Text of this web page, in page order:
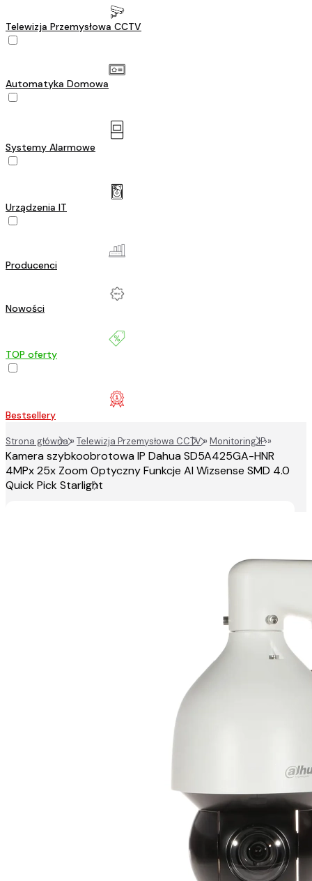
Telewizja Przemysłowa CCTV
Automatyka Domowa
Systemy Alarmowe
Urządzenia IT
Producenci
Nowości
TOP oferty
Bestsellery
Strona główna»Telewizja Przemysłowa CCTV»Monitoring IP»
Kamera szybkoobrotowa IP Dahua SD5A425GA-HNR
4MPx 25x Zoom Optyczny Funkcje AI Wizsense SMD 4.0
Quick Pick Starlight